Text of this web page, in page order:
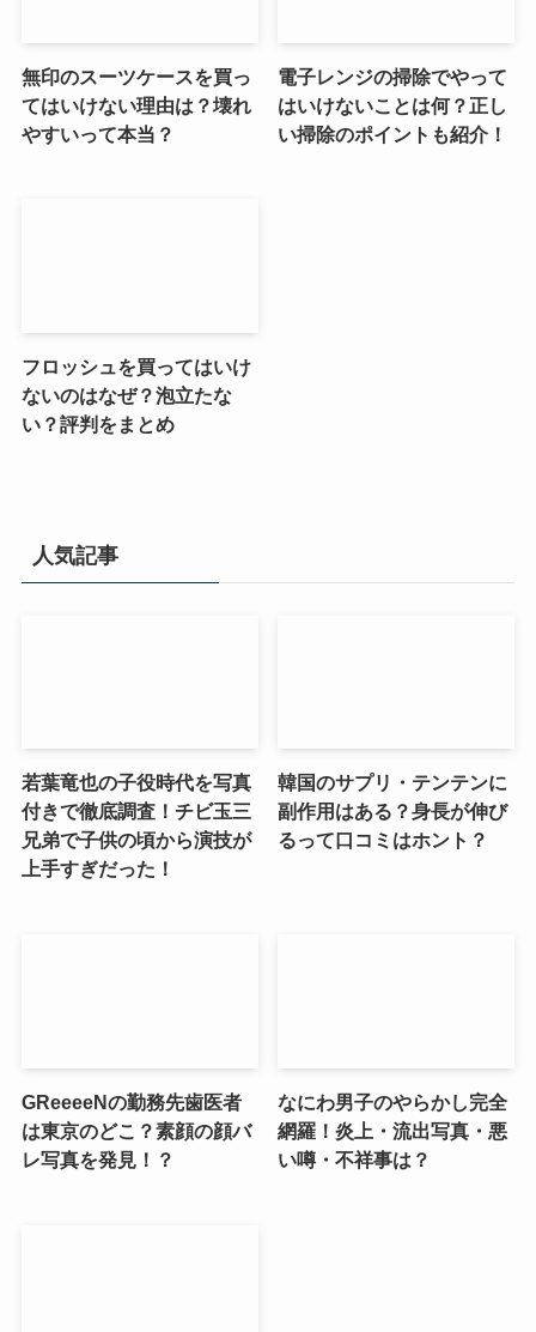
無印のスーツケースを買っ
てはいけない理由は？壊れ
やすいって本当？
電子レンジの掃除でやって
はいけないことは何？正し
い掃除のポイントも紹介！
フロッシュを買ってはいけ
ないのはなぜ？泡立たな
い？評判をまとめ
人気記事
若葉竜也の子役時代を写真
付きで徹底調査！チビ玉三
兄弟で子供の頃から演技が
上手すぎだった！
韓国のサプリ・テンテンに
副作用はある？身長が伸び
るって口コミはホント？
GReeeeNの勤務先歯医者
は東京のどこ？素顔の顔バ
レ写真を発見！？
なにわ男子のやらかし完全
網羅！炎上・流出写真・悪
い噂・不祥事は？